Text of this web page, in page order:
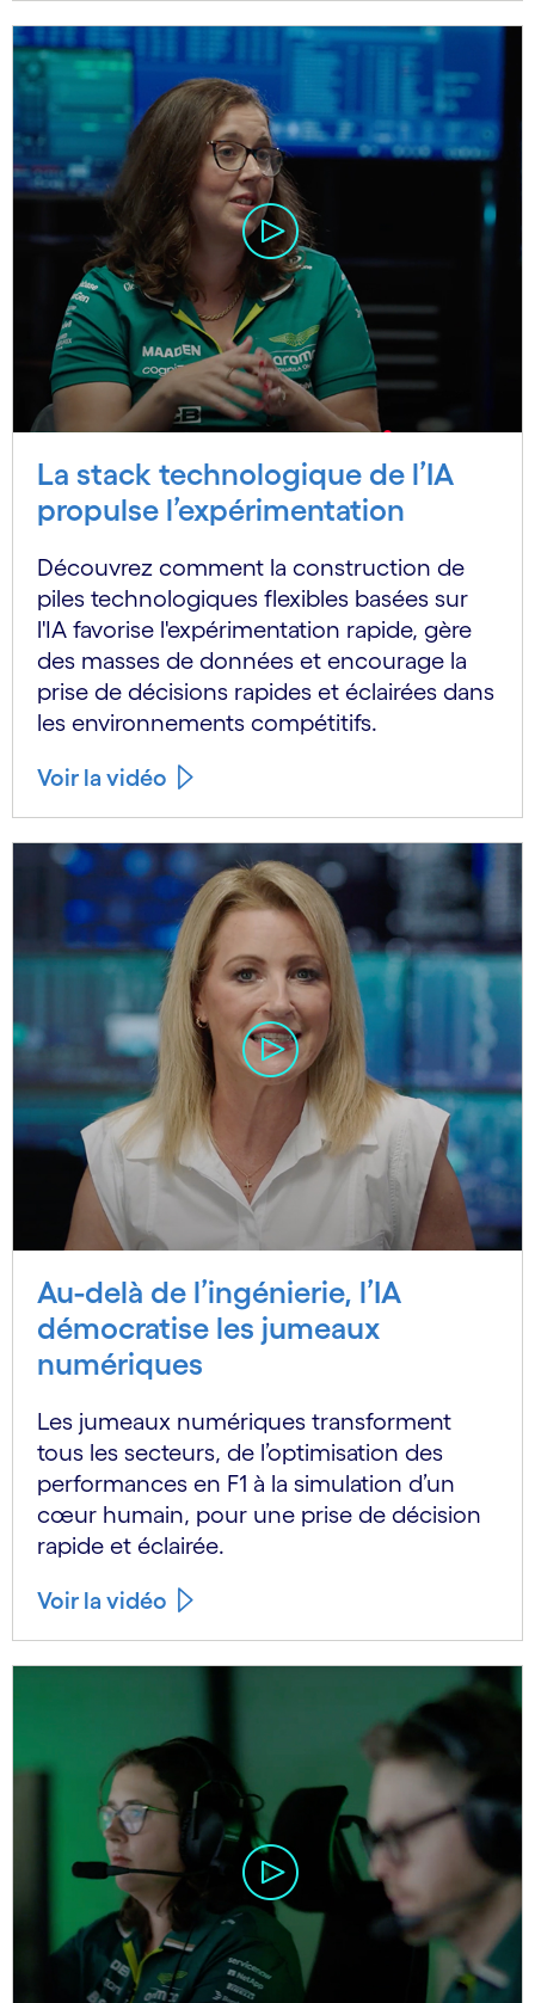
La stack technologique de l’IA
propulse l’expérimentation
Découvrez comment la construction de
piles technologiques flexibles basées sur
l'IA favorise l'expérimentation rapide, gère
des masses de données et encourage la
prise de décisions rapides et éclairées dans
les environnements compétitifs.
Voir la vidéo
Au-delà de l’ingénierie, l’IA
démocratise les jumeaux
numériques
Les jumeaux numériques transforment
tous les secteurs, de l’optimisation des
performances en F1 à la simulation d’un
cœur humain, pour une prise de décision
rapide et éclairée.
Voir la vidéo